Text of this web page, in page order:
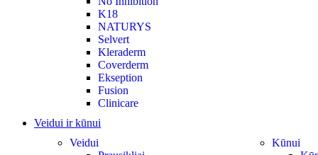
K18
NATURYS
Selvert
Kleraderm
Coverderm
Ekseption
Fusion
Clinicare
Veidui ir kūnui
Veidui
Kūnui